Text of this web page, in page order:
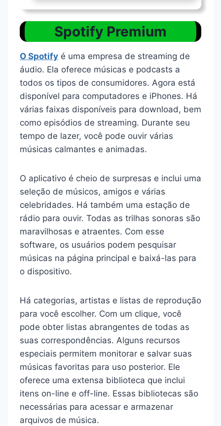
Spotify Premium
O Spotify é uma empresa de streaming de
áudio. Ela oferece músicas e podcasts a
todos os tipos de consumidores. Agora está
disponível para computadores e iPhones. Há
várias faixas disponíveis para download, bem
como episódios de streaming. Durante seu
tempo de lazer, você pode ouvir várias
músicas calmantes e animadas.
O aplicativo é cheio de surpresas e inclui uma
seleção de músicos, amigos e várias
celebridades. Há também uma estação de
rádio para ouvir. Todas as trilhas sonoras são
maravilhosas e atraentes. Com esse
software, os usuários podem pesquisar
músicas na página principal e baixá-las para
o dispositivo.
Há categorias, artistas e listas de reprodução
para você escolher. Com um clique, você
pode obter listas abrangentes de todas as
suas correspondências. Alguns recursos
especiais permitem monitorar e salvar suas
músicas favoritas para uso posterior. Ele
oferece uma extensa biblioteca que inclui
itens on-line e off-line. Essas bibliotecas são
necessárias para acessar e armazenar
arquivos de música.